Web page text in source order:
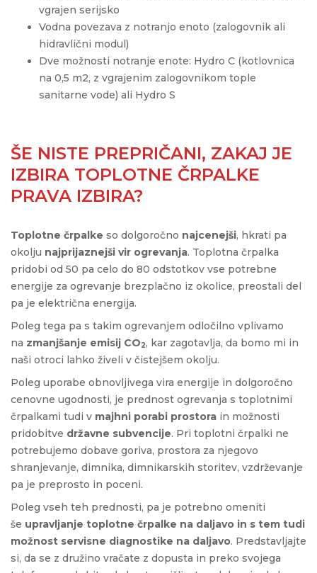
vgrajen serijsko
Vodna povezava z notranjo enoto (zalogovnik ali
hidravlični modul)
Dve možnosti notranje enote: Hydro C (kotlovnica
na 0,5 m2, z vgrajenim zalogovnikom tople
sanitarne vode) ali Hydro S
ŠE NISTE PREPRIČANI, ZAKAJ JE
IZBIRA TOPLOTNE ČRPALKE
PRAVA IZBIRA?
Toplotne črpalke so dolgoročno najcenejši, hkrati pa
okolju najprijaznejši vir ogrevanja. Toplotna črpalka
pridobi od 50 pa celo do 80 odstotkov vse potrebne
energije za ogrevanje brezplačno iz okolice, preostali del
pa je električna energija.
Poleg tega pa s takim ogrevanjem odločilno vplivamo
na zmanjšanje emisij CO2, kar zagotavlja, da bomo mi in
naši otroci lahko živeli v čistejšem okolju.
Poleg uporabe obnovljivega vira energije in dolgoročno
cenovne ugodnosti, je prednost ogrevanja s toplotnimi
črpalkami tudi v majhni porabi prostora in možnosti
pridobitve državne subvencije. Pri toplotni črpalki ne
potrebujemo dobave goriva, prostora za njegovo
shranjevanje, dimnika, dimnikarskih storitev, vzdrževanje
pa je preprosto in poceni.
Poleg vseh teh prednosti, pa je potrebno omeniti
še upravljanje toplotne črpalke na daljavo in s tem tudi
možnost servisne diagnostike na daljavo. Predstavljajte
si, da se z družino vračate z dopusta in preko svojega